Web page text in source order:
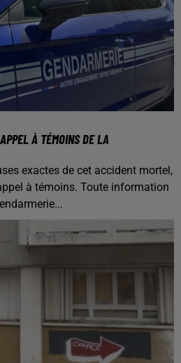
À TÉMOINS DE LA
exactes de cet accident mortel,
à témoins. Toute information